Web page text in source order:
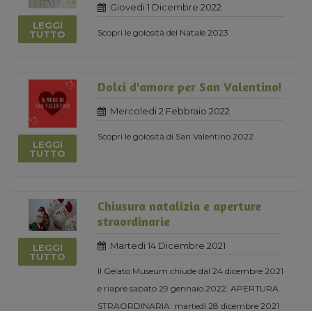
LEGGI
TUTTO
Giovedi 1 Dicembre 2022
Scopri le golosità del Natale 2023
LEGGI
TUTTO
Dolci d'amore per San Valentino!
Mercoledi 2 Febbraio 2022
Scopri le golosità di San Valentino 2022
LEGGI
TUTTO
Chiusura natalizia e aperture
straordinarie
Martedi 14 Dicembre 2021
Il Gelato Museum chiude dal 24 dicembre 2021
e riapre sabato 29 gennaio 2022. APERTURA
STRAORDINARIA: martedì 28 dicembre 2021